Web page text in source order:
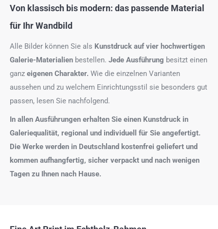
Von klassisch bis modern: das passende Material
für Ihr Wandbild
Alle Bilder können Sie als Kunstdruck auf vier hochwertigen
Galerie-Materialien bestellen. Jede Ausführung besitzt einen
ganz eigenen Charakter. Wie die einzelnen Varianten
aussehen und zu welchem Einrichtungsstil sie besonders gut
passen, lesen Sie nachfolgend.
In allen Ausführungen erhalten Sie einen Kunstdruck in
Galeriequalität, regional und individuell für Sie angefertigt.
Die Werke werden in Deutschland kostenfrei geliefert und
kommen aufhangfertig, sicher verpackt und nach wenigen
Tagen zu Ihnen nach Hause.